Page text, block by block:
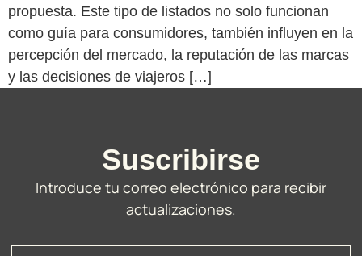
propuesta. Este tipo de listados no solo funcionan
como guía para consumidores, también influyen en la
percepción del mercado, la reputación de las marcas
y las decisiones de viajeros […]
Suscribirse
Introduce tu correo electrónico para recibir
actualizaciones.